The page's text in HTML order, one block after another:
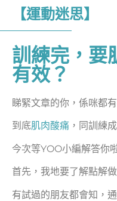
【運動迷思】
訓練完，要
有效？
睇緊文章的你，係咪都
到底肌肉酸痛 ，同訓練
今次等YOO小編解答你
首先，我地要了解點解
有試過的朋友都會知，